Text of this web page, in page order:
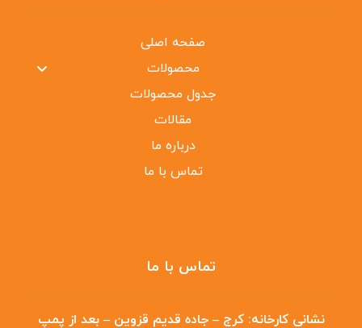
صفحه اصلی
محصولات
جدول محصولات
مقالات
درباره ما
تماس با ما
تماس با ما
نشانی کارخانه:کرج – جاده قدیم قزوین – بعد از پمپ